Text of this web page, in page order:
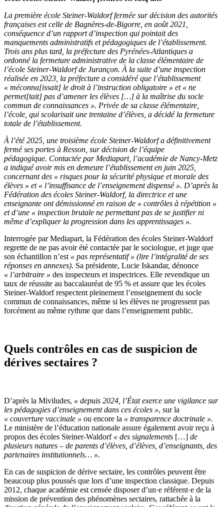
La première école Steiner-Waldorf fermée sur décision des autorités
françaises est celle de Bagnères-de-Bigorre, en août 2021,
conséquence d’un rapport d’inspection qui pointait des
manquements administratifs et pédagogiques de l’établissement.
Trois ans plus tard, la préfecture des Pyrénées-Atlantiques a
ordonné la fermeture administrative de la classe élémentaire de
l’école Steiner-Waldorf de Jurançon. À la suite d’une inspection
réalisée en 2023, la préfecture a considéré que l’établissement
« méconna[issait] le droit à l’instruction obligatoire » et « ne
permet[tait] pas d’amener les élèves […] à la maîtrise du socle
commun de connaissances ». Privée de sa classe élémentaire,
l’école, qui scolarisait une trentaine d’élèves, a décidé la fermeture
totale de l’établissement.
À l’été 2025, une troisième école Steiner-Waldorf a définitivement
fermé ses portes à Resson, sur décision de l’équipe
pédagogique. Contactée par Mediapart, l’académie de Nancy-Metz
a indiqué avoir mis en demeure l’établissement en juin 2025,
concernant des « risques pour la sécurité physique et morale des
élèves » et « l’insuffisance de l’enseignement dispensé ». D’après la
Fédération des écoles Steiner-Waldorf, la directrice et une
enseignante ont démissionné en raison de « contrôles à répétition »
et d’une « inspection brutale ne permettant pas de se justifier ni
même d’expliquer la progression dans les apprentissages ».
Interrogée par Mediapart, la Fédération des écoles Steiner-Waldorf
regrette de ne pas avoir été contactée par le sociologue, et juge que
son échantillon n’est « pas représentatif » (lire l’intégralité de ses
réponses en annexes). Sa présidente, Lucie Iskandar, dénonce
« l’arbitraire » des inspecteurs et inspectrices. Elle revendique un
taux de réussite au baccalauréat de 95 % et assure que les écoles
Steiner-Waldorf respectent pleinement l’enseignement du socle
commun de connaissances, même si les élèves ne progressent pas
forcément au même rythme que dans l’enseignement public.
Quels contrôles en cas de suspicion de
dérives sectaires ?
D’après la Miviludes, « depuis 2024, l’État exerce une vigilance sur
les pédagogies d’enseignement dans ces écoles », sur la
« couverture vaccinale » ou encore la « transparence doctrinale ».
Le ministère de l’éducation nationale assure également avoir reçu à
propos des écoles Steiner-Waldorf « des signalements […] de
plusieurs natures – de parents d’élèves, d’élèves, d’enseignants, des
partenaires institutionnels… ».
En cas de suspicion de dérive sectaire, les contrôles peuvent être
beaucoup plus poussés que lors d’une inspection classique. Depuis
2012, chaque académie est censée disposer d’un·e référent·e de la
mission de prévention des phénomènes sectaires, rattachée à la